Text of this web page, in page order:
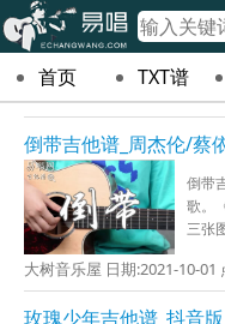
首页 TXT谱
倒带吉他谱_周杰伦/蔡
倒带
歌。
三张
大树音乐屋 日期:2021-10-01
玫瑰少年吉他谱_抖音